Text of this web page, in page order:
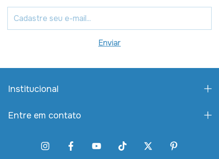
Institucional
Entre em contato